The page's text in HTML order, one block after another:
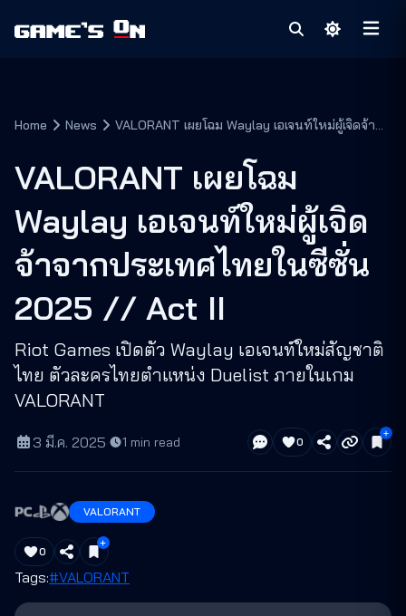
Home News
VALORANT เผยโฉม Waylay เอเจนท์ใหม่ผู้เจิดจ้า
VALORANT เผยโฉม
Waylay เอเจนท์ใหม่ผู้เจิด
จ้าจากประเทศไทยในซีซั่น
2025 // Act II
Riot Games เปิดตัว Waylay เอเจนท์ใหม่สัญชาติ
ไทย ตัวละครไทยตำแหน่ง Duelist ภายในเกม
VALORANT
3 มี.ค. 2025· 1 min read 0
VALORANT
0
Tags:#VALORANT